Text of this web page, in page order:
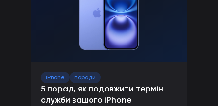
iPhone поради
5 порад, як подовжити термін
служби вашого iPhone